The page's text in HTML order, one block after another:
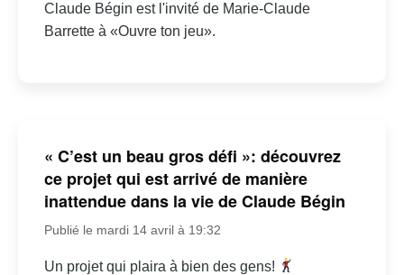
Claude Bégin est l'invité de Marie-Claude
Barrette à «Ouvre ton jeu».
« C’est un beau gros défi »: découvrez
ce projet qui est arrivé de manière
inattendue dans la vie de Claude Bégin
Publié le mardi 14 avril à 19:32
Un projet qui plaira à bien des gens!